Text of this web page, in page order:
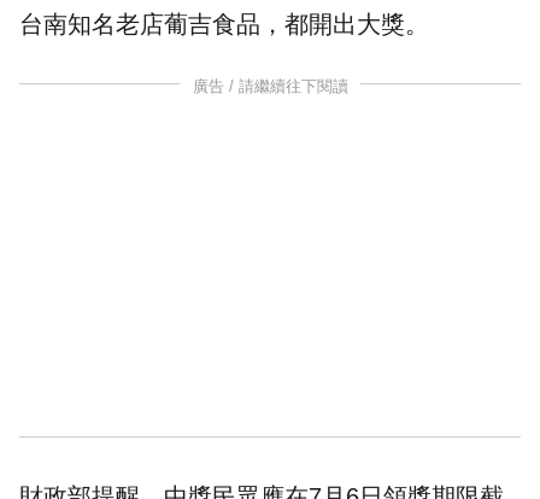
台南知名老店葡吉食品，都開出大獎。
廣告 / 請繼續往下閱讀